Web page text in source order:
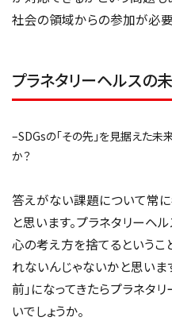
社会の領域からの参加が必要
プラネタリーヘルスの
–SDGsの「その先」を見据えた未
か？
答えがない課題について常
と思います。プラネタリー
心の考え方を捨てるというこ
れないんじゃないかと思いま
前」になってきたらプラネタ
いでしょうか。